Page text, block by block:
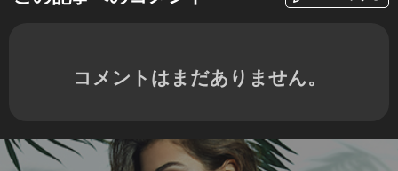
コメントはまだありません。